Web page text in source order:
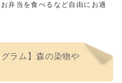
弁当を食べるなど自由にお過
グラム】森の染物や